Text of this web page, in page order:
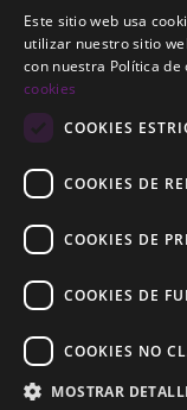
info@noll-
Contáctanos
Galerias
11310
Aviso Legal
Construido por
Este sitio web usa
utilizar nuestro sitio
con nuestra Política de
cookies
COOKIES
COOKIES DE
COOKIES DE
COOKIES DE
COOKIES NO
MOSTRAR